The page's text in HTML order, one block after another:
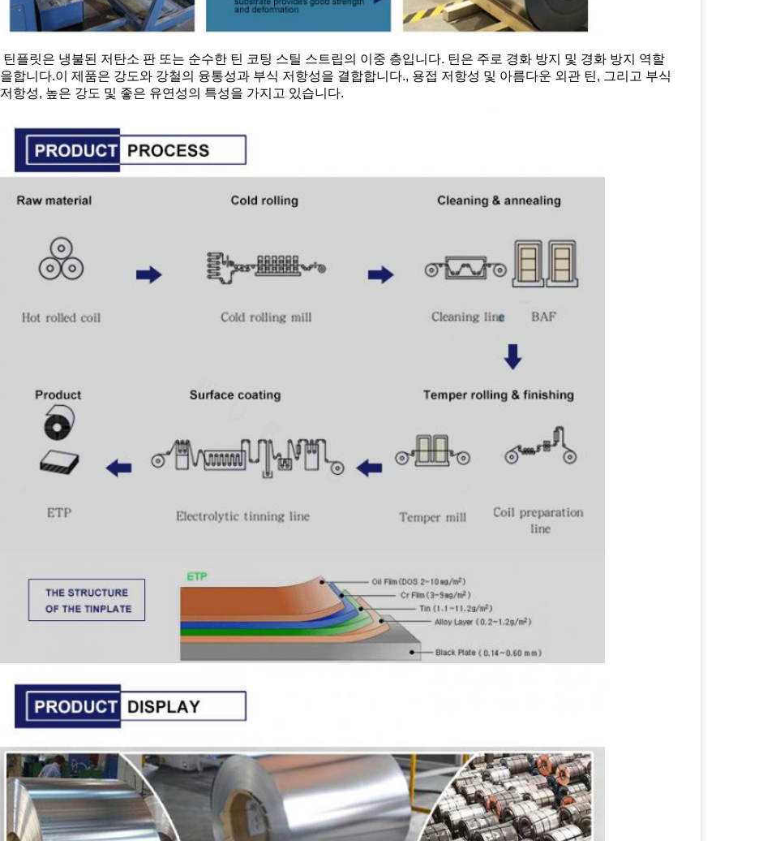
틴플릿은 냉불된 저탄소 판 또는 순수한 틴 코팅 스틸 스트립의 이중 층입니다. 틴은 주로 경화 방지 및 경화 방지 역할
을합니다.이 제품은 강도와 강철의 융통성과 부식 저항성을 결합합니다., 용접 저항성 및 아름다운 외관 틴, 그리고 부식
저항성, 높은 강도 및 좋은 유연성의 특성을 가지고 있습니다.